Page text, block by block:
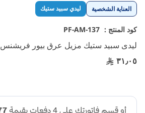
العناية الشخصية ليدي سبيد ستيك
كود المنتج : PF-AM-137
ليدى سبيد ستيك مزيل عرق بيور فريشنس 45 جم
٣١٫٠٥
تخطي
إلى
بداية
معرض
الصور